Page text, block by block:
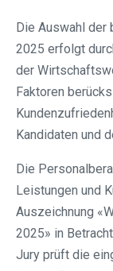
Die Auswahl der
2025 erfolgt
der
Faktoren
Kandidaten und
Die
Leistungen und
Auszeichnung
2025» in
Jury prüft die